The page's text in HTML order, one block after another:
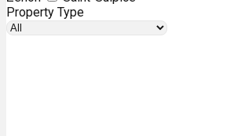
Property Type